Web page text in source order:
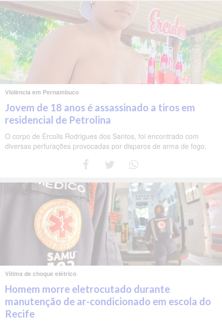
Violência em Pernambuco
Jovem de 18 anos é assassinado a tiros em
residencial de Petrolina
O corpo de Ercolis Rodrigues dos Santos, foi encontrado com
diversas perfurações provocadas por disparos de arma de fogo.
Vítima de choque elétrico
Homem morre eletrocutado durante
manutenção de ar-condicionado em escola do
Recife